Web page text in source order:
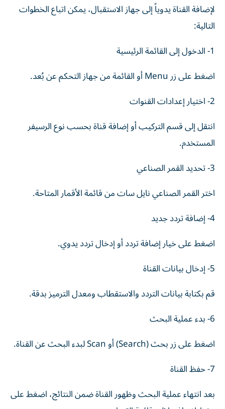
لإضافة القناة يدوياً إلى جهاز الاستقبال، يمكن اتباع الخطوات
التالية:
1- الدخول إلى القائمة الرئيسية
اضغط على زر Menu أو القائمة من جهاز التحكم عن بُعد.
2- اختيار إعدادات القنوات
انتقل إلى قسم التركيب أو إضافة قناة بحسب نوع الرسيفر
المستخدم.
3- تحديد القمر الصناعي
اختر القمر الصناعي نايل سات من قائمة الأقمار المتاحة.
4- إضافة تردد جديد
اضغط على خيار إضافة تردد أو إدخال تردد يدوي.
5- إدخال بيانات القناة
قم بكتابة بيانات التردد والاستقطاب ومعدل الترميز بدقة.
6- بدء عملية البحث
اضغط على زر بحث (Search) أو Scan لبدء البحث عن القناة.
7- حفظ القناة
بعد انتهاء عملية البحث وظهور القناة ضمن النتائج، اضغط على